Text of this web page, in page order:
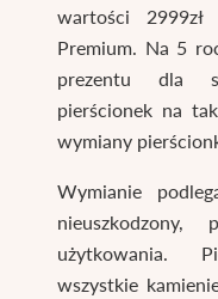
wartości
Premium. Na 5
prezentu dla
pierścionek na
wymiany
Wymianie
nieuszkodzony,
użytkowania.
wszystkie